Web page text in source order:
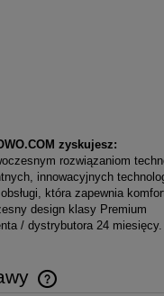
zyskujesz:
rozwiązaniom
innowacyjnych
która zapewnia
design klasy Premium
/ dystrybutora 24 miesięcy.
kosztów